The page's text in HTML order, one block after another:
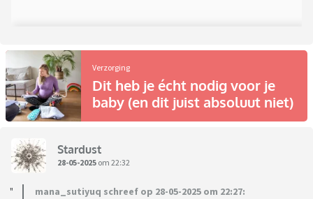
Verzorging
Dit heb je écht nodig voor je
baby (en dit juist absoluut niet)
Stardust
28-05-2025 om 22:32
mana_sutiyuq schreef op 28-05-2025 om 22:27: